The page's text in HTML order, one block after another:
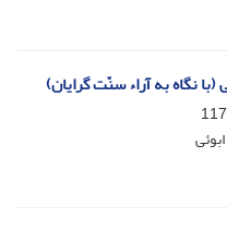
نگاه به آراء سنّت گرایان)